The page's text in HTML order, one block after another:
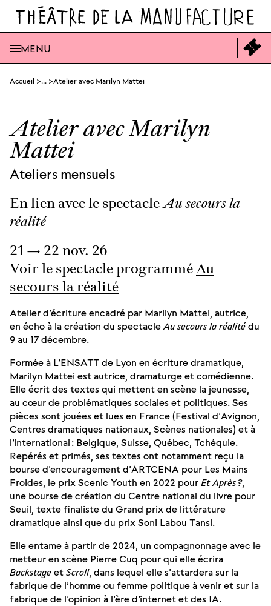
recherche
menu
générale
MENU
Accueil ... Atelier avec Marilyn Mattei
Atelier avec Marilyn
Mattei
Ateliers mensuels
En lien avec le spectacle Au secours la
réalité
Du
21 → 22 nov. 26
Voir le spectacle programmé Au
secours la réalité
Atelier d’écriture encadré par Marilyn Mattei, autrice,
en écho à la création du spectacleAu secours la réalitédu
9 au 17 décembre.
Formée à L’ENSATT de Lyon en écriture dramatique,
Marilyn Mattei est autrice, dramaturge et comédienne.
Elle écrit des textes qui mettent en scène la jeunesse,
au cœur de problématiques sociales et politiques. Ses
pièces sont jouées et lues en France (Festival d’Avignon,
Centres dramatiques nationaux, Scènes nationales) et à
l’international : Belgique, Suisse, Québec, Tchéquie.
Repérés et primés, ses textes ont notamment reçu la
bourse d’encouragement d’ARTCENA pour Les Mains
Froides, le prix Scenic Youth en 2022 pourEt Après ?,
une bourse de création du Centre national du livre pour
Seuil, texte finaliste du Grand prix de littérature
dramatique ainsi que du prix Soni Labou Tansi.
Elle entame à partir de 2024, un compagnonnage avec le
metteur en scène Pierre Cuq pour qui elle écrira
BackstageetScroll, dans lequel elle s’attardera sur la
fabrique de l’homme ou femme politique à venir et sur la
fabrique de l’opinion à l’ère d’internet et des IA.